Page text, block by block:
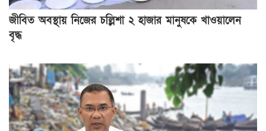
জীবিত অবস্থায় নিজের চল্লিশা ২ হাজার মানুষকে খাওয়ালেন
বৃদ্ধ